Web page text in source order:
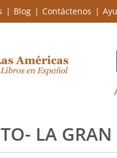
Blog Contáctenos
LA GRAN